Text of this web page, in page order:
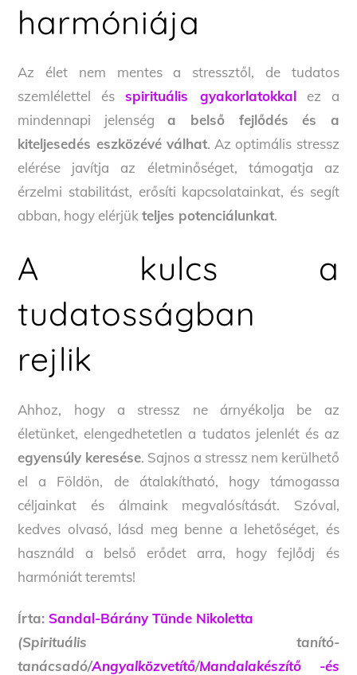
harmóniája
Az élet nem mentes a stressztől, de tudatos
szemlélettel ésspirituális gyakorlatokkalez a
mindennapi jelenséga belső fejlődés és a
kiteljesedés eszközévé válhat. Az optimális stressz
elérése javítja az életminőséget, támogatja az
érzelmi stabilitást, erősíti kapcsolatainkat, és segít
abban, hogy elérjükteljes potenciálunkat.
A kulcs a
tudatosságban
rejlik
Ahhoz, hogy a stressz ne árnyékolja be az
életünket, elengedhetetlen a tudatos jelenlét és az
egyensúly keresése. Sajnos a stressz nem kerülhető
el a Földön, de átalakítható, hogy támogassa
céljainkat és álmaink megvalósítását. Szóval,
kedves olvasó, lásd meg benne a lehetőséget, és
használd a belső erődet arra, hogy fejlődj és
harmóniát teremts!
Írta:Sandal-Bárány Tünde Nikoletta
(Spirituális tanító-
tanácsadó/Angyalközvetítő/Mandalakészítő -és